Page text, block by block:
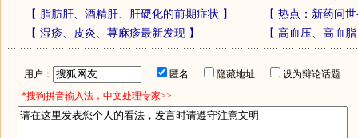
【 脂肪肝、酒精肝、肝硬化的前期症状 】 【 热点：新药问
【 湿疹、皮炎、荨麻疹最新发现】 【 高血压、高血
用户： 匿名 隐藏地址
设为辩论话题
*搜狗拼音输入法，中文处理专家>>